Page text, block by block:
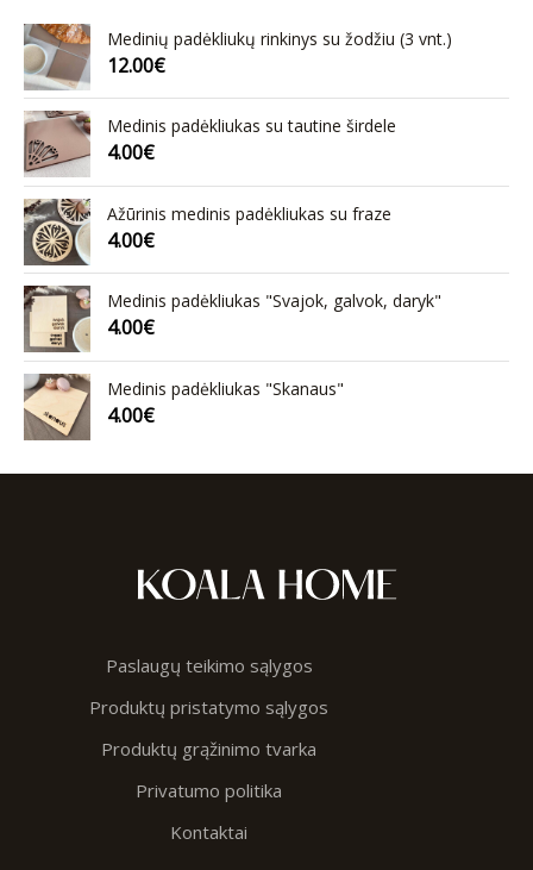
Medinių padėkliukų rinkinys su žodžiu (3 vnt.)
12.00€
Medinis padėkliukas su tautine širdele
4.00€
Ažūrinis medinis padėkliukas su fraze
4.00€
Medinis padėkliukas "Svajok, galvok, daryk"
4.00€
Medinis padėkliukas "Skanaus"
4.00€
Paslaugų teikimo sąlygos
Produktų pristatymo sąlygos
Produktų grąžinimo tvarka
Privatumo politika
Kontaktai